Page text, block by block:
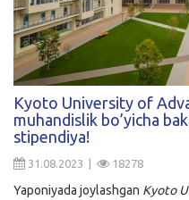
Kyoto University of
muhandislik bo’yicha
stipendiya!
31.08.2023 | 18278
Yaponiyada joylashgan Kyoto